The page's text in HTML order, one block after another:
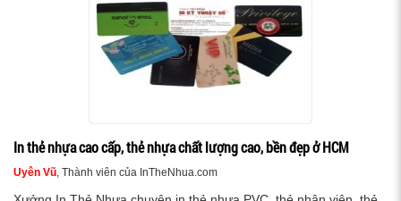
In thẻ nhựa cao cấp, thẻ nhựa chất lượng cao, bền đẹp ở HCM
Uyên Vũ, Thành viên của InTheNhua.com